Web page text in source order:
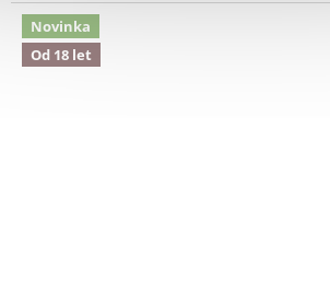
Novinka
Od 18 let